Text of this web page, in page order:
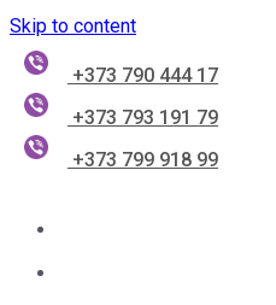
Skip to content
+373 790 444 17
+373 793 191 79
+373 799 918 99